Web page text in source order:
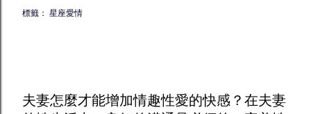
標籤： 星座愛情
夫妻怎麼才能增加情趣性愛的快感？在夫妻